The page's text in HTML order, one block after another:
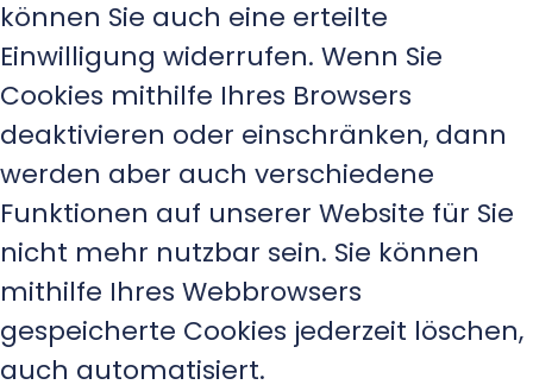
können Sie auch eine erteilte
Einwilligung widerrufen. Wenn Sie
Cookies mithilfe Ihres Browsers
deaktivieren oder einschränken, dann
werden aber auch verschiedene
Funktionen auf unserer Website für Sie
nicht mehr nutzbar sein. Sie können
mithilfe Ihres Webbrowsers
gespeicherte Cookies jederzeit löschen,
auch automatisiert.